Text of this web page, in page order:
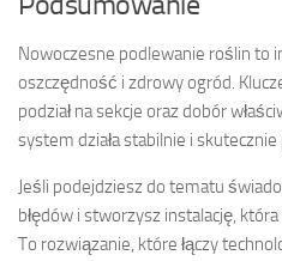
Nowoczesne podlewanie roślin to
oszczędność i zdrowy ogród.
podział na sekcje oraz dobór
system działa stabilnie i skutecznie
Jeśli podejdziesz do tematu
błędów i stworzysz instalację,
To rozwiązanie, które łączy